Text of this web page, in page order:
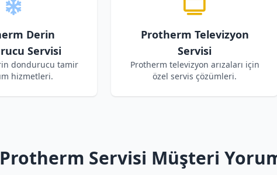
Derin
Servisi
dondurucu tamir
hizmetleri.
Protherm Televizyon
Servisi
Protherm televizyon arızaları için
özel servis çözümleri.
Servisi Müşteri